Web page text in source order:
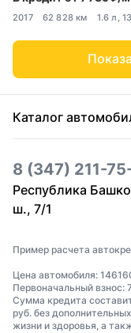
2017 62 828 км 1.6 л,
Каталог
8 (347) 211-
Республика
ш., 7/1
Пример расчета
Цена автомобиля:
Первоначальный взнос:
Сумма кредита
руб. без
жизни и здоровья, а